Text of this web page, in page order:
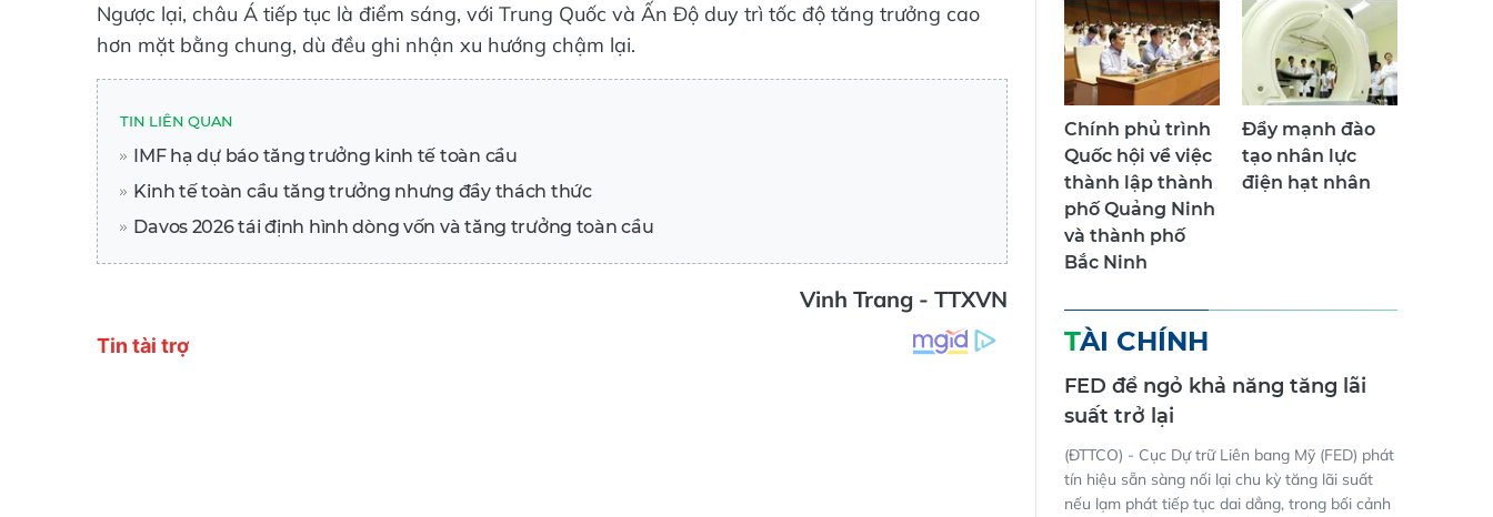
Ngược lại, châu Á tiếp tục là điểm sáng, với Trung Quốc và Ấn Độ duy trì tốc độ tăng trưởng cao
hơn mặt bằng chung, dù đều ghi nhận xu hướng chậm lại.
TIN LIÊN QUAN
IMF hạ dự báo tăng trưởng kinh tế toàn cầu
Kinh tế toàn cầu tăng trưởng nhưng đầy thách thức
Davos 2026 tái định hình dòng vốn và tăng trưởng toàn cầu
Vinh Trang - TTXVN
Chính phủ trình
Quốc hội về việc
thành lập thành
phố Quảng Ninh
và thành phố
Bắc Ninh
Đẩy mạnh đào
tạo nhân lực
điện hạt nhân
TÀI CHÍNH
FED để ngỏ khả năng tăng lãi
suất trở lại
(ĐTTCO) - Cục Dự trữ Liên bang Mỹ (FED) phát
tín hiệu sẵn sàng nối lại chu kỳ tăng lãi suất
nếu lạm phát tiếp tục dai dẳng, trong bối cảnh